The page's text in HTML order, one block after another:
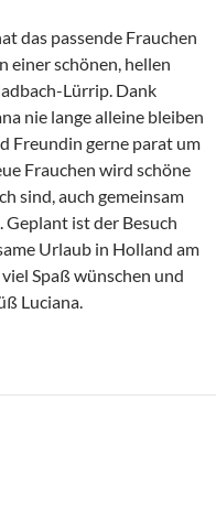
das passende Frauchen
einer schönen, hellen
Lürrip. Dank
nie lange alleine bleiben
Freundin gerne parat um
Frauchen wird schöne
sind, auch gemeinsam
ist der Besuch
Urlaub in Holland am
Spaß wünschen und
Luciana.